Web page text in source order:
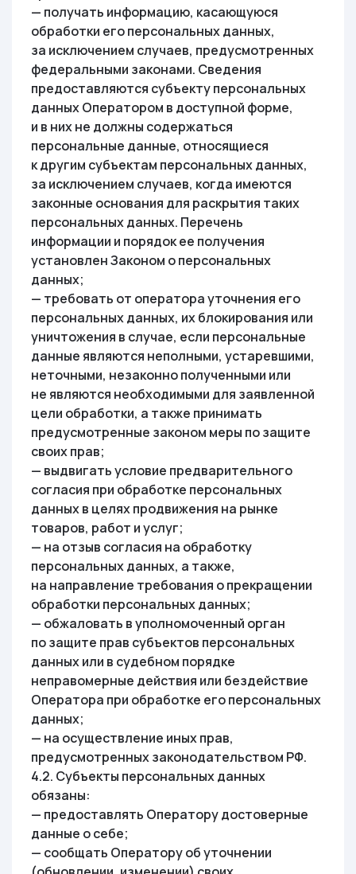
— получать информацию, касающуюся
обработки его персональных данных,
за исключением случаев, предусмотренных
федеральными законами. Сведения
предоставляются субъекту персональных
данных Оператором в доступной форме,
и в них не должны содержаться
персональные данные, относящиеся
к другим субъектам персональных данных,
за исключением случаев, когда имеются
законные основания для раскрытия таких
персональных данных. Перечень
информации и порядок ее получения
установлен Законом о персональных
данных;
— требовать от оператора уточнения его
персональных данных, их блокирования или
уничтожения в случае, если персональные
данные являются неполными, устаревшими,
неточными, незаконно полученными или
не являются необходимыми для заявленной
цели обработки, а также принимать
предусмотренные законом меры по защите
своих прав;
— выдвигать условие предварительного
согласия при обработке персональных
данных в целях продвижения на рынке
товаров, работ и услуг;
— на отзыв согласия на обработку
персональных данных, а также,
на направление требования о прекращении
обработки персональных данных;
— обжаловать в уполномоченный орган
по защите прав субъектов персональных
данных или в судебном порядке
неправомерные действия или бездействие
Оператора при обработке его персональных
данных;
— на осуществление иных прав,
предусмотренных законодательством РФ.
4.2. Субъекты персональных данных
обязаны:
— предоставлять Оператору достоверные
данные о себе;
— сообщать Оператору об уточнении